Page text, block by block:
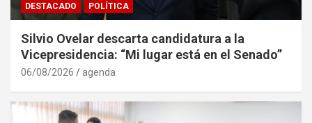
DESTACADO POLÍTICA
Silvio Ovelar descarta candidatura a la
Vicepresidencia: “Mi lugar está en el Senado”
06/08/2026 agenda